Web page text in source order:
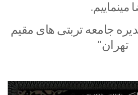
مینماییم.
جامعه تربتی های مقیم
تهران”